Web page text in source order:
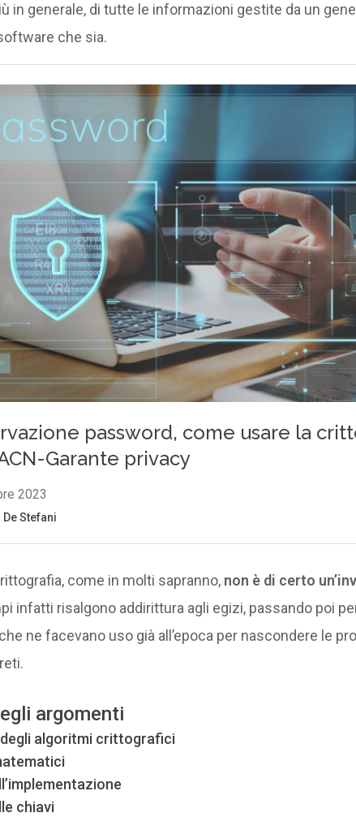
in generale, di tutte le informazioni gestite da un
che sia.
come in molti sapranno,non è di certo
infatti risalgono addirittura agli egizi, passando poi
ne facevano uso già all’epoca per nascondere le
argomenti
algoritmi crittografici
chiavi